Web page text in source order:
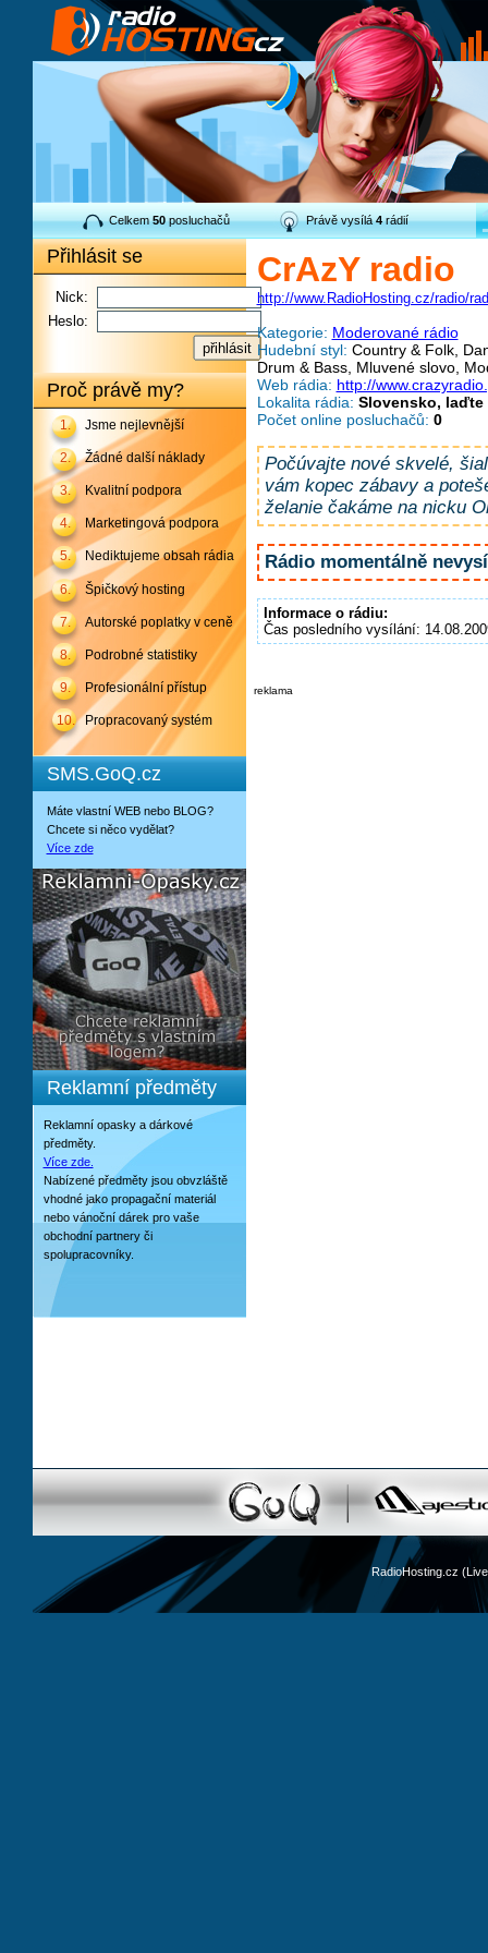
Celkem50posluchačů Právě vysílá4rádií
Přihlásit se
Nick:
Heslo:
Proč právě my?
1. Jsme nejlevnější
2. Žádné další náklady
3. Kvalitní podpora
4. Marketingová podpora
5. Nediktujeme obsah rádia
6. Špičkový hosting
7. Autorské poplatky v ceně
8. Podrobné statistiky
9. Profesionální přístup
10. Propracovaný systém
SMS.GoQ.cz
Máte vlastní WEB nebo BLOG?
Chcete si něco vydělat?
Více zde
Reklamní předměty
Reklamní opasky a dárkové
předměty.
Více zde.
Nabízené předměty jsou obvzláště
vhodné jako propagační materiál
nebo vánoční dárek pro vaše
obchodní partnery či
spolupracovníky.
CrAzY radio
http://www.RadioHosting.cz/radio/
Kategorie: Moderované rádio
Hudební styl: Country & Folk,
Drum & Bass, Mluvené slovo,
Web rádia: http://
Lokalita rádia: Slovensko, laďte
Počet online posluchačů: 0
Počúvajte nové skvelé,
vám kopec zábavy a
želanie čakáme na nicku
Rádio momentálně
Informace o rádiu:
Čas posledního vysílání:
reklama
RadioHosting.cz